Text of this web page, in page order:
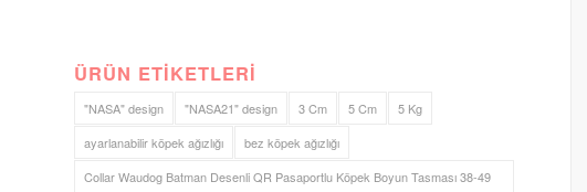
ÜRÜN ETIKETLERI
"NASA" design "NASA21" design 3 Cm 5 Cm
5 Kg
ayarlanabilir köpek ağızlığı
bez köpek ağızlığı
Collar Waudog Batman Desenli QR Pasaportlu Köpek Boyun Tasması 38-49